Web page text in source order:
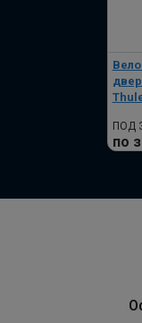
ПОД
по